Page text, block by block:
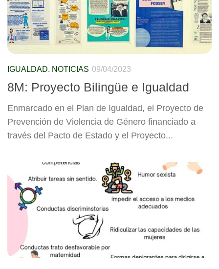
IGUALDAD. NOTICIAS 09/04/2023
8M: Proyecto Bilingüe e Igualdad
Enmarcado en el Plan de Igualdad, el Proyecto de
Prevención de Violencia de Género financiado a
través del Pacto de Estado y el Proyecto...